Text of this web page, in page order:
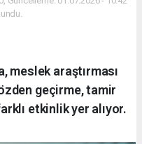
meslek araştırması
geçirme, tamir
etkinlik yer alıyor.